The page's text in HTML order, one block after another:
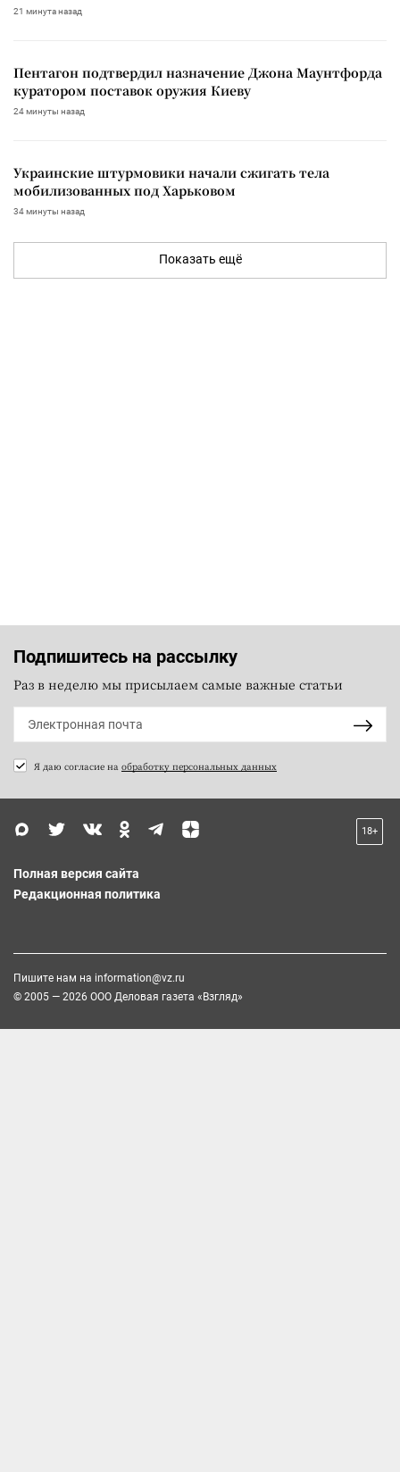
21 минута назад
Пентагон подтвердил назначение Джона Маунтфорда
куратором поставок оружия Киеву
24 минуты назад
Украинские штурмовики начали сжигать тела
мобилизованных под Харьковом
34 минуты назад
Показать ещё
Подпишитесь на рассылку
Раз в неделю мы присылаем самые важные статьи
Я даю согласие на обработку персональных данных
18+
Полная версия сайта
Редакционная политика
Пишите нам на information@vz.ru
© 2005 — 2026 ООО Деловая газета «Взгляд»